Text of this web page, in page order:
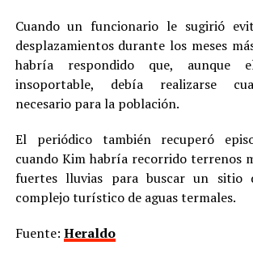
Cuando un funcionario le sugirió
desplazamientos durante los meses
habría respondido que, aunque
insoportable, debía realizarse
necesario para la población.
El periódico también recuperó
cuando Kim habría recorrido terrenos
fuertes lluvias para buscar un sitio
complejo turístico de aguas termales.
Fuente: Heraldo